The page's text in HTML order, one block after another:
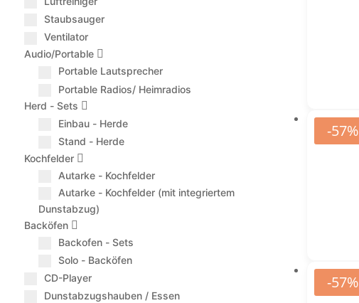
Staubsauger
Ventilator
Audio/Portable
Portable Lautsprecher
Portable Radios/ Heimradios
Herd - Sets
Einbau - Herde
Stand - Herde
Kochfelder
Autarke - Kochfelder
Dunstabzug)
Backöfen
Backofen - Sets
Solo - Backöfen
CD-Player
Dunstabzugshauben / Essen
-57%
-57%